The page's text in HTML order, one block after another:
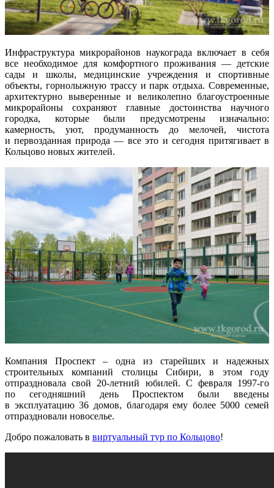
Инфраструктура микрорайонов наукограда включает в себя
все необходимое для комфортного проживания — детские
сады и школы, медицинские учреждения и спортивные
объекты, горнолыжную трассу и парк отдыха. Современные,
архитектурно выверенные и великолепно благоустроенные
микрорайоны сохраняют главные достоинства научного
городка, которые были предусмотрены изначально:
камерность, уют, продуманность до мелочей, чистота
и первозданная природа — все это и сегодня притягивает в
Кольцово новых жителей.
Компания Проспект – одна из старейших и надежных
строительных компаний столицы Сибири, в этом году
отпраздновала свой 20-летний юбилей. С февраля 1997-го
по сегодняшний день Проспектом были введены
в эксплуатацию 36 домов, благодаря ему более 5000 семей
отпраздновали новоселье.
Добро пожаловать в виртуальный тур по Кольцово!